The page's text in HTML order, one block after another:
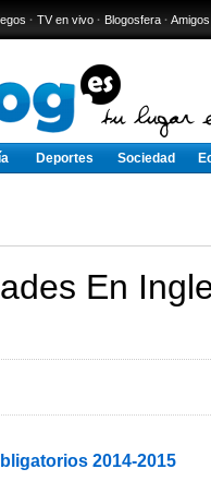
· TV en vivo · Blogosfera · Amigos
Deportes Sociedad
En
2014-2015